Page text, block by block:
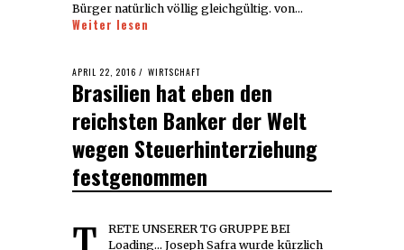
Bürger natürlich völlig gleichgültig. von…
Weiter lesen
POSTED
ON
APRIL 22, 2016 APRIL
2016
WIRTSCHAFT
Brasilien hat eben den
reichsten Banker der Welt
wegen Steuerhinterziehung
festgenommen
TRETE UNSERER TG GRUPPE BEI
Loading... Joseph Safra wurde kürzlich